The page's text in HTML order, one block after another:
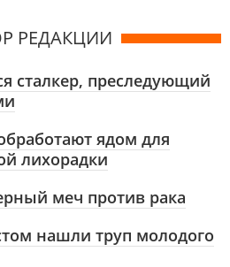
РЕДАКЦИИ
сталкер, преследующий
ядом для
лихорадки
меч против рака
нашли труп молодого